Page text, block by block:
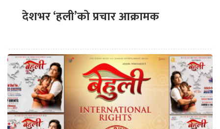
देशभर ‘हली’को प्रचार आक्रामक